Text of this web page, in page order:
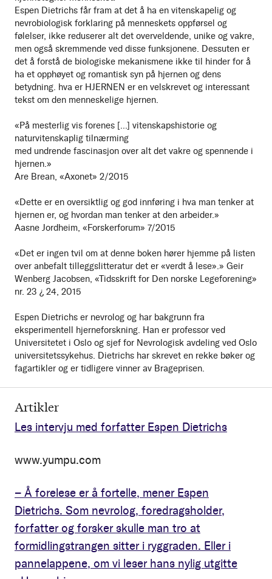
Artikler
Les intervju med forfatter Espen Dietrichs
www.yumpu.com
– Å forelese er å fortelle, mener Espen
Dietrichs. Som nevrolog, foredragsholder,
forfatter og forsker skulle man tro at
formidlingstrangen sitter i ryggraden. Eller i
pannelappene, om vi leser hans nylig utgitte
Espen Dietrichs får fram at det å ha en vitenskapelig og
nevrobiologisk forklaring på menneskets oppførsel og
følelser, ikke reduserer alt det overveldende, unike og vakre,
men også skremmende ved disse funksjonene. Dessuten er
det å forstå de biologiske mekanismene ikke til hinder for å
ha et opphøyet og romantisk syn på hjernen og dens
betydning. hva er HJERNEN er en velskrevet og interessant
tekst om den menneskelige hjernen.
«På mesterlig vis forenes [...] vitenskapshistorie og
naturvitenskaplig tilnærming
med undrende fascinasjon over alt det vakre og spennende i
hjernen.»
Are Brean, «Axonet» 2/2015
«Dette er en oversiktlig og god innføring i hva man tenker at
hjernen er, og hvordan man tenker at den arbeider.»
Aasne Jordheim, «Forskerforum» 7/2015
«Det er ingen tvil om at denne boken hører hjemme på listen
over anbefalt tilleggslitteratur det er «verdt å lese».» Geir
Wenberg Jacobsen, «Tidsskrift for Den norske Legeforening»
nr. 23 ¿ 24, 2015
Espen Dietrichs er nevrolog og har bakgrunn fra
eksperimentell hjerneforskning. Han er professor ved
Universitetet i Oslo og sjef for Nevrologisk avdeling ved Oslo
universitetssykehus. Dietrichs har skrevet en rekke bøker og
fagartikler og er tidligere vinner av Brageprisen.